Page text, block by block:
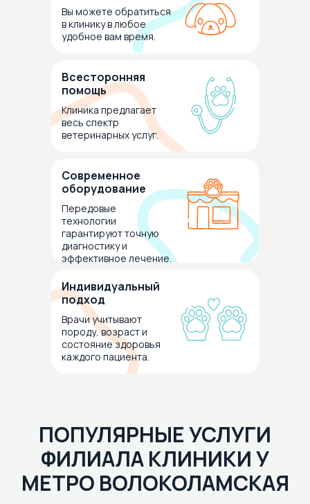
Вы можете обратиться
в клинику в любое
удобное вам время.
Всесторонняя
помощь
Клиника предлагает
весь спектр
ветеринарных услуг.
Современное
оборудование
Передовые
технологии
гарантируют точную
диагностику и
эффективное лечение.
Индивидуальный
подход
Врачи учитывают
породу, возраст и
состояние здоровья
каждого пациента.
ПОПУЛЯРНЫЕ УСЛУГИ
ФИЛИАЛА КЛИНИКИ У
МЕТРО ВОЛОКОЛАМСКАЯ